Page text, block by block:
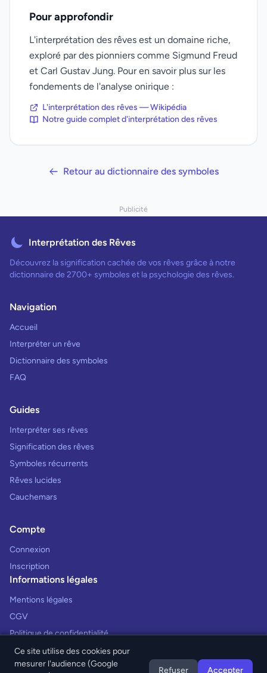
Pour approfondir
L'interprétation des rêves est un domaine riche,
exploré par des pionniers comme Sigmund Freud
et Carl Gustav Jung. Pour en savoir plus sur les
fondements de l'analyse onirique :
L'interprétation des rêves — Wikipédia
Notre guide complet d'interprétation des rêves
Retour au dictionnaire des symboles
Publicité
Interprétation des Rêves
Découvrez la signification cachée de vos rêves grâce à notre
dictionnaire de 2700+ symboles et la psychologie des rêves.
Navigation
Accueil
Interpréter un rêve
Dictionnaire des symboles
FAQ
Guides
Interpréter ses rêves
Signification des rêves
Symboles récurrents
Rêves lucides
Cauchemars
Compte
Connexion
Inscription
Informations légales
Mentions légales
CGV
Politique de confidentialité
Ce site utilise des cookies pour
mesurer l'audience (Google
Refuser Accepter